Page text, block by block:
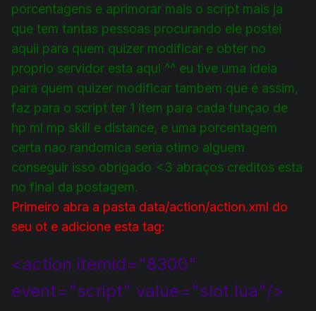
porcentagens e aprimorar mais o script mais ja
que tem tantas pessoas procurando ele postei
aquii para quem quizer modificar e obter no
proprio servidor esta aqui ^^ eu tive uma ideia
para quem quizer modificar tambem que é assim,
faz para o script ter 1 item para cada funçao de
hp ml mp skill e distance, e uma porcentagem
certa nao randomica seria otimo alguem
conseguir isso obrigado <3 abraços creditos esta
no final da postagem.
Primeiro abra a pasta data/action/action.xml do
seu ot e adicione esta tag:
<action itemid="8300"
event="script" value="slot.lua"/>